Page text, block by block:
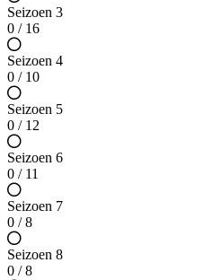
Seizoen 3
0 / 16
Seizoen 4
0 / 10
Seizoen 5
0 / 12
Seizoen 6
0 / 11
Seizoen 7
0 / 8
Seizoen 8
0 / 8